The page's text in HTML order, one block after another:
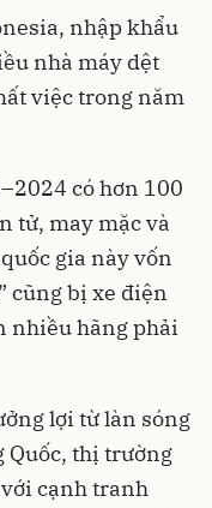
nhập khẩu
nhà máy dệt
việc trong năm
có hơn 100
tử, may mặc và
gia này vốn
cũng bị xe điện
nhiều hãng phải
lợi từ làn sóng
Quốc, thị trường
cạnh tranh